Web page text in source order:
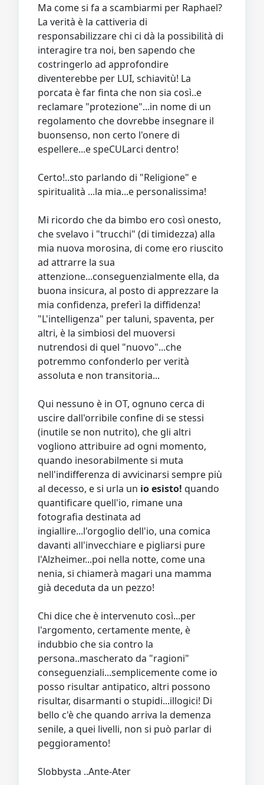
Ma come si fa a scambiarmi per Raphael?
La verità è la cattiveria di
responsabilizzare chi ci dà la possibilità di
interagire tra noi, ben sapendo che
costringerlo ad approfondire
diventerebbe per LUI, schiavitù! La
porcata è far finta che non sia così..e
reclamare "protezione"...in nome di un
regolamento che dovrebbe insegnare il
buonsenso, non certo l'onere di
espellere...e speCULarci dentro!
Certo!..sto parlando di "Religione" e
spiritualità ...la mia...e personalissima!
Mi ricordo che da bimbo ero così onesto,
che svelavo i "trucchi" (di timidezza) alla
mia nuova morosina, di come ero riuscito
ad attrarre la sua
attenzione...conseguenzialmente ella, da
buona insicura, al posto di apprezzare la
mia confidenza, preferì la diffidenza!
"L'intelligenza" per taluni, spaventa, per
altri, è la simbiosi del muoversi
nutrendosi di quel "nuovo"...che
potremmo confonderlo per verità
assoluta e non transitoria...
Qui nessuno è in OT, ognuno cerca di
uscire dall'orribile confine di se stessi
(inutile se non nutrito), che gli altri
vogliono attribuire ad ogni momento,
quando inesorabilmente si muta
nell'indifferenza di avvicinarsi sempre più
al decesso, e si urla un io esisto! quando
quantificare quell'io, rimane una
fotografia destinata ad
ingiallire...l'orgoglio dell'io, una comica
davanti all'invecchiare e pigliarsi pure
l'Alzheimer...poi nella notte, come una
nenia, si chiamerà magari una mamma
già deceduta da un pezzo!
Chi dice che è intervenuto così...per
l'argomento, certamente mente, è
indubbio che sia contro la
persona..mascherato da "ragioni"
conseguenziali...semplicemente come io
posso risultar antipatico, altri possono
risultar, disarmanti o stupidi...illogici! Di
bello c'è che quando arriva la demenza
senile, a quei livelli, non si può parlar di
peggioramento!
Slobbysta ..Ante-Ater